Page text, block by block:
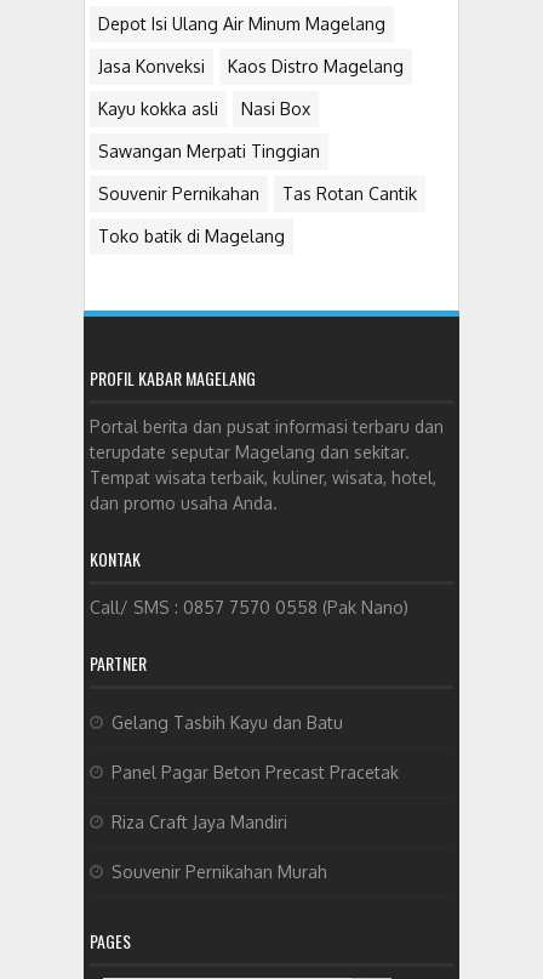
Depot Isi Ulang Air Minum Magelang
Jasa Konveksi Kaos Distro Magelang
Kayu kokka asli Nasi Box
Sawangan Merpati Tinggian
Souvenir Pernikahan Tas Rotan Cantik
Toko batik di Magelang
PROFIL KABAR MAGELANG
Portal berita dan pusat informasi terbaru dan
terupdate seputar Magelang dan sekitar.
Tempat wisata terbaik, kuliner, wisata, hotel,
dan promo usaha Anda.
KONTAK
Call/ SMS : 0857 7570 0558 (Pak Nano)
PARTNER
Gelang Tasbih Kayu dan Batu
Panel Pagar Beton Precast Pracetak
Riza Craft Jaya Mandiri
Souvenir Pernikahan Murah
PAGES